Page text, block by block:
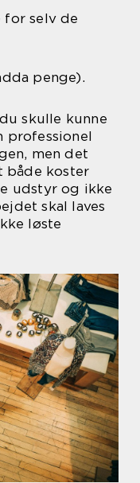
for selv de
penge).
skulle kunne
professionel
men det
både koster
udstyr og ikke
skal laves
løste